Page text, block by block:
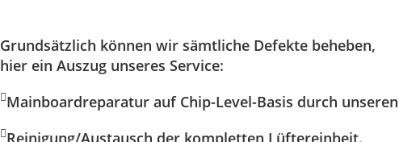
Grundsätzlich können wir sämtliche Defekte beheben,
hier ein Auszug unseres Service:
Mainboardreparatur auf Chip-Level-Basis durch
Reinigung/Austausch der kompletten Lüftereinheit.